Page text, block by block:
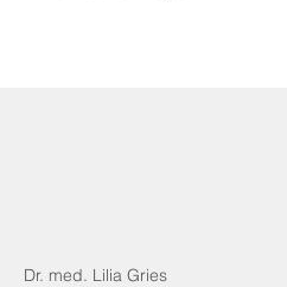
Dr. med. Lilia Gries